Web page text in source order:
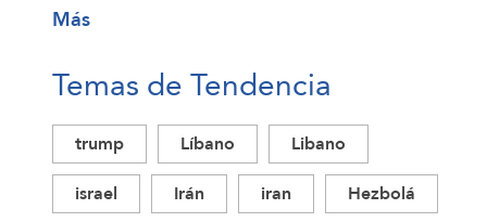
Más
Temas de Tendencia
trump Líbano
Libano
israel
Irán iran
Hezbolá